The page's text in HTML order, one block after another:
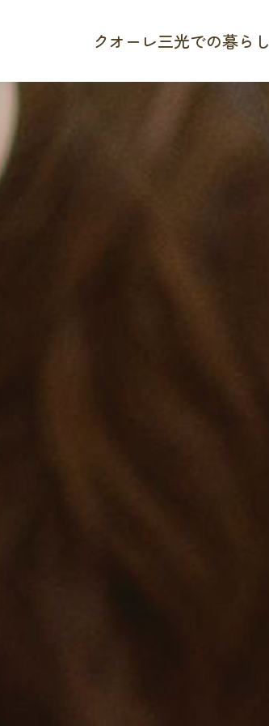
クオーレ三光での暮らし